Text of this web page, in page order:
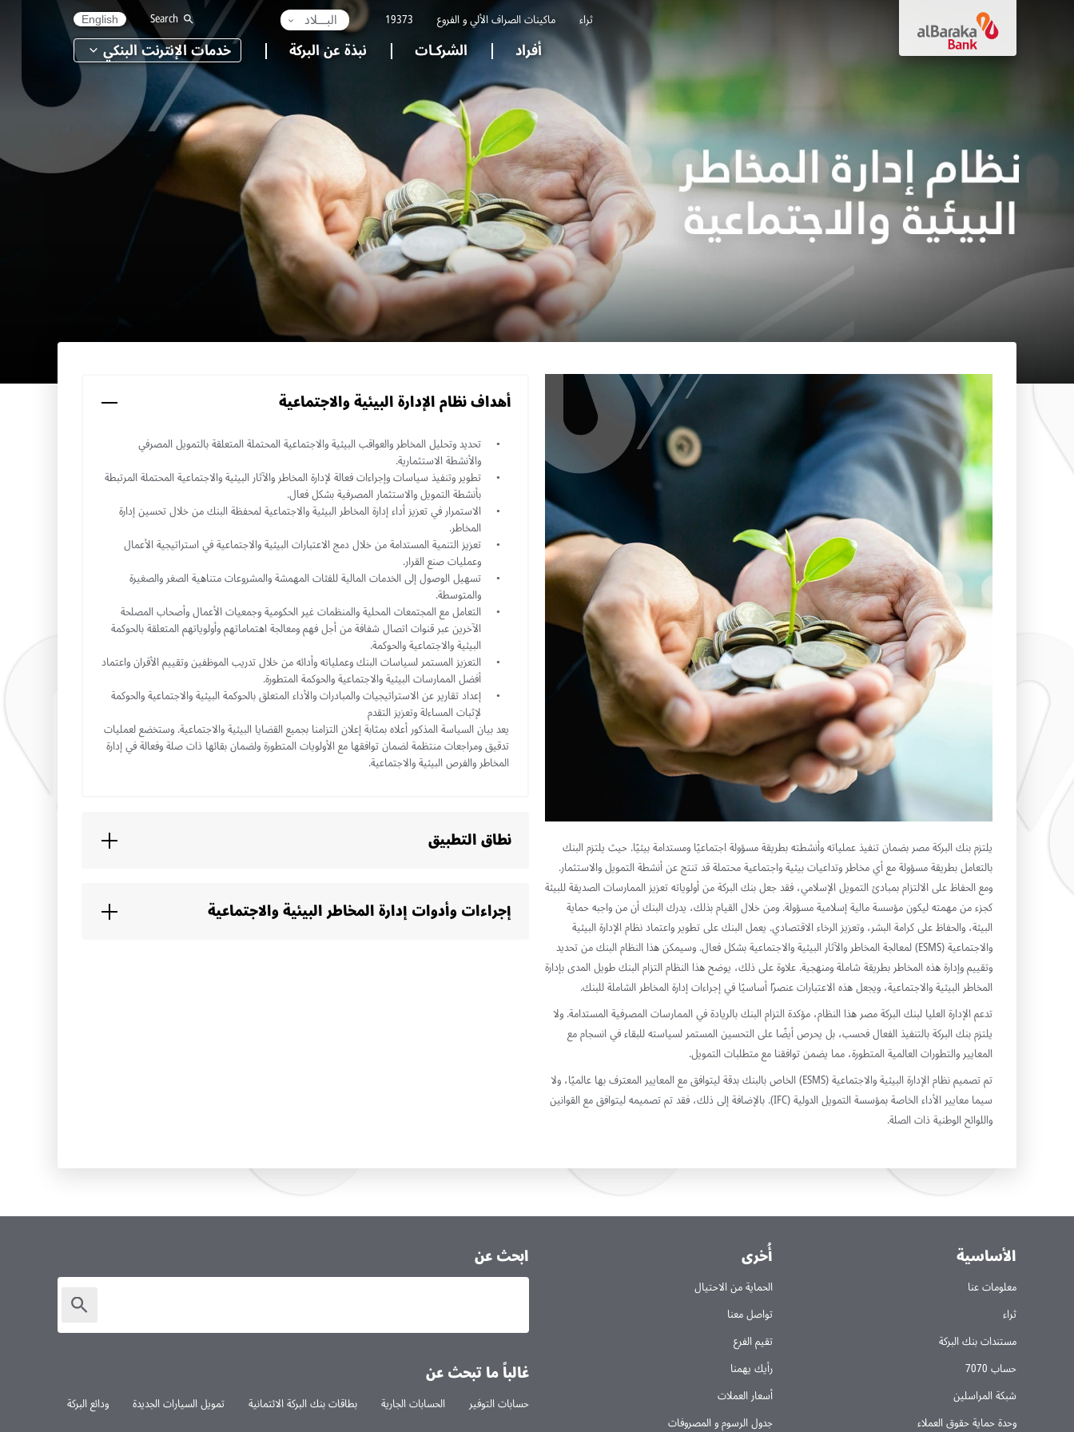
أفراد الشركـات نبذة عن البركة خدمات الإنترنت البنكي
ثراء ماكينات الصراف الألي و الفروع 19373 البـــلاد Search
English
يلتزم بنك البركة مصر بضمان تنفيذ عملياته وأنشطته بطريقة مسؤولة اجتماعيًا ومستدامة بيئيًا. حيث يلتزم البنك
بالتعامل بطريقة مسؤولة مع أي مخاطر وتداعيات بيئية واجتماعية محتملة قد تنتج عن أنشطة التمويل والاستثمار.
ومع الحفاظ على الالتزام بمبادئ التمويل الإسلامي، فقد جعل بنك البركة من أولوياته تعزيز الممارسات الصديقة للبيئة
كجزء من مهمته ليكون مؤسسة مالية إسلامية مسؤولة. ومن خلال القيام بذلك، يدرك البنك أن من واجبه حماية
البيئة، والحفاظ على كرامة البشر، وتعزيز الرخاء الاقتصادي. يعمل البنك على تطوير واعتماد نظام الإدارة البيئية
والاجتماعية (ESMS) لمعالجة المخاطر والآثار البيئية والاجتماعية بشكل فعال. وسيمكن هذا النظام البنك من تحديد
وتقييم وإدارة هذه المخاطر بطريقة شاملة ومنهجية. علاوة على ذلك، يوضح هذا النظام التزام البنك طويل المدى بإدارة
المخاطر البيئية والاجتماعية، ويجعل هذه الاعتبارات عنصرًا أساسيًا في إجراءات إدارة المخاطر الشاملة للبنك.
تدعم الإدارة العليا لبنك البركة مصر هذا النظام، مؤكدة التزام البنك بالريادة في الممارسات المصرفية المستدامة. ولا
يلتزم بنك البركة بالتنفيذ الفعال فحسب، بل يحرص أيضًا على التحسين المستمر لسياسته للبقاء في انسجام مع
المعايير والتطورات العالمية المتطورة، مما يضمن توافقنا مع متطلبات التمويل.
تم تصميم نظام الإدارة البيئية والاجتماعية (ESMS) الخاص بالبنك بدقة ليتوافق مع المعايير المعترف بها عالميًا، ولا
سيما معايير الأداء الخاصة بمؤسسة التمويل الدولية (IFC). بالإضافة إلى ذلك، فقد تم تصميمه ليتوافق مع القوانين
واللوائح الوطنية ذات الصلة.
أهداف نظام الإدارة البيئية والاجتماعية
تحديد وتحليل المخاطر والعواقب البيئية والاجتماعية المحتملة المتعلقة بالتمويل المصرفي
والأنشطة الاستثمارية.
تطوير وتنفيذ سياسات وإجراءات فعالة لإدارة المخاطر والآثار البيئية والاجتماعية المحتملة المرتبطة
بأنشطة التمويل والاستثمار المصرفية بشكل فعال.
الاستمرار في تعزيز أداء إدارة المخاطر البيئية والاجتماعية لمحفظة البنك من خلال تحسين إدارة
المخاطر.
تعزيز التنمية المستدامة من خلال دمج الاعتبارات البيئية والاجتماعية في استراتيجية الأعمال
وعمليات صنع القرار.
تسهيل الوصول إلى الخدمات المالية للفئات المهمشة والمشروعات متناهية الصغر والصغيرة
والمتوسطة.
التعامل مع المجتمعات المحلية والمنظمات غير الحكومية وجمعيات الأعمال وأصحاب المصلحة
الآخرين عبر قنوات اتصال شفافة من أجل فهم ومعالجة اهتماماتهم وأولوياتهم المتعلقة بالحوكمة
البيئية والاجتماعية والحوكمة.
التعزيز المستمر لسياسات البنك وعملياته وأدائه من خلال تدريب الموظفين وتقييم الأقران واعتماد
أفضل الممارسات البيئية والاجتماعية والحوكمة المتطورة.
إعداد تقارير عن الاستراتيجيات والمبادرات والأداء المتعلق بالحوكمة البيئية والاجتماعية والحوكمة
لإثبات المساءلة وتعزيز التقدم
يعد بيان السياسة المذكور أعلاه بمثابة إعلان التزامنا بجميع القضايا البيئية والاجتماعية. وستخضع لعمليات
تدقيق ومراجعات منتظمة لضمان توافقها مع الأولويات المتطورة ولضمان بقائها ذات صلة وفعالة في إدارة
المخاطر والفرص البيئية والاجتماعية.
نطاق التطبيق
إجراءات وأدوات إدارة المخاطر البيئية والاجتماعية
الأساسية
معلومات عنا
ثراء
مستندات بنك البركة
حساب 7070
شبكة المراسلين
وحدة حماية حقوق العملاء
أُخرى
الحماية من الاحتيال
تواصل معنا
تقيم الفرع
رأيك يهمنا
أسعار العملات
جدول الرسوم و المصروفات
غالباً ما تبحث عن
حسابات التوفير الحسابات الجارية بطاقات بنك البركة الائتمانية تمويل السيارات الجديدة ودائع البركة
ابحث عن